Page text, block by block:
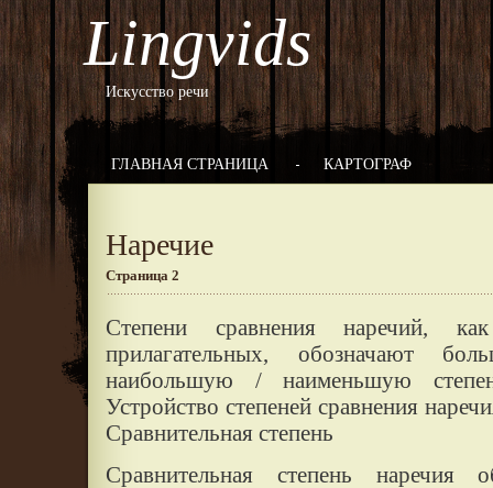
Lingvids
Искусство речи
ГЛАВНАЯ СТРАНИЦА КАРТОГРАФ
Наречие
Страница 2
Степени сравнения наречий,
прилагательных, обозначают
наибольшую / наименьшую
Устройство степеней сравнения
Сравнительная степень
Сравнительная степень наречия